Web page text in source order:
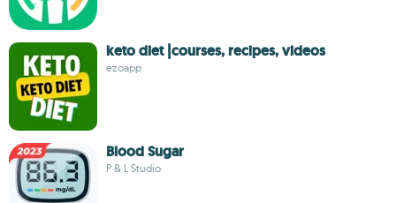
keto diet |courses, recipes, videos
ezoapp
Blood Sugar
P & L Studio